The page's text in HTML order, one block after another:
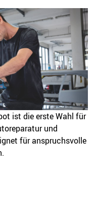
ist die erste Wahl für
und
für anspruchsvolle